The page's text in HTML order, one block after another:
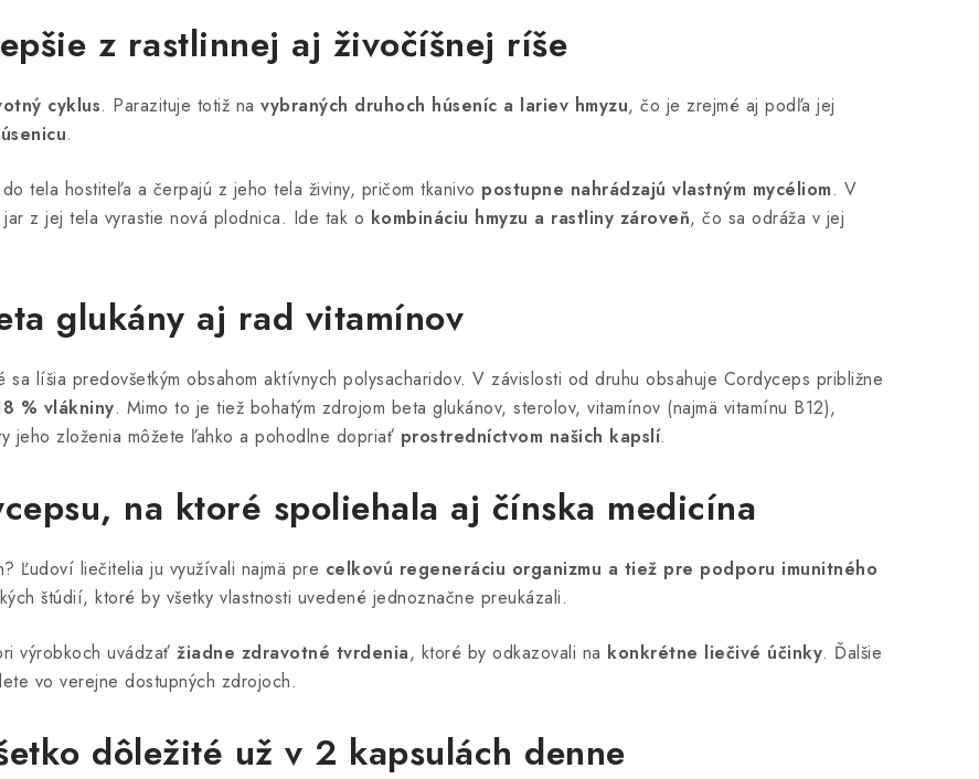
z rastlinnej aj živočíšnej ríše
cyklus. Parazituje totiž na vybraných druhoch húseníc a lariev hmyzu, čo je zrejmé aj podľa jej
.
tela hostiteľa a čerpajú z jeho tela živiny, pričom tkanivo postupne nahrádzajú vlastným mycéliom. V
z jej tela vyrastie nová plodnica. Ide tak o kombináciu hmyzu a rastliny zároveň, čo sa odráža v jej
glukány aj rad vitamínov
líšia predovšetkým obsahom aktívnych polysacharidov. V závislosti od druhu obsahuje Cordyceps približne
% vlákniny. Mimo to je tiež bohatým zdrojom beta glukánov, sterolov, vitamínov (najmä vitamínu B12),
jeho zloženia môžete ľahko a pohodlne dopriať prostredníctvom našich kapslí.
na ktoré spoliehala aj čínska medicína
Ľudoví liečitelia ju využívali najmä pre celkovú regeneráciu organizmu a tiež pre podporu imunitného
štúdií, ktoré by všetky vlastnosti uvedené jednoznačne preukázali.
výrobkoch uvádzať žiadne zdravotné tvrdenia, ktoré by odkazovali na konkrétne liečivé účinky. Ďalšie
vo verejne dostupných zdrojoch.
dôležité už v 2 kapsulách denne